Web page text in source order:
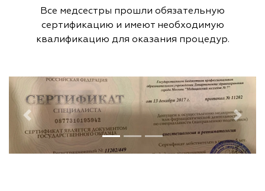
Все медсестры прошли обязательную
сертификацию и имеют необходимую
квалификацию для оказания процедур.
Previous Next